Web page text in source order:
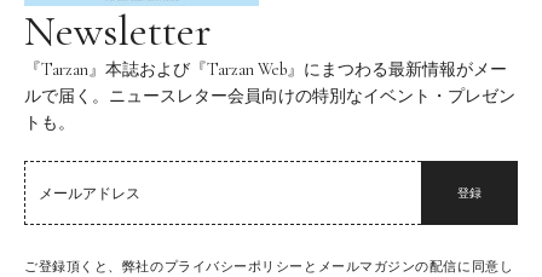
Newsletter
『Tarzan』本誌および『Tarzan Web』にまつわる最新情報がメー
ルで届く。ニュースレター会員向けの特別なイベント・プレゼン
トも。
登録
ご登録頂くと、弊社のプライバシーポリシーとメールマガジンの配信に同意し